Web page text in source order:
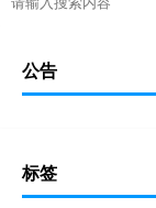
公告
标签